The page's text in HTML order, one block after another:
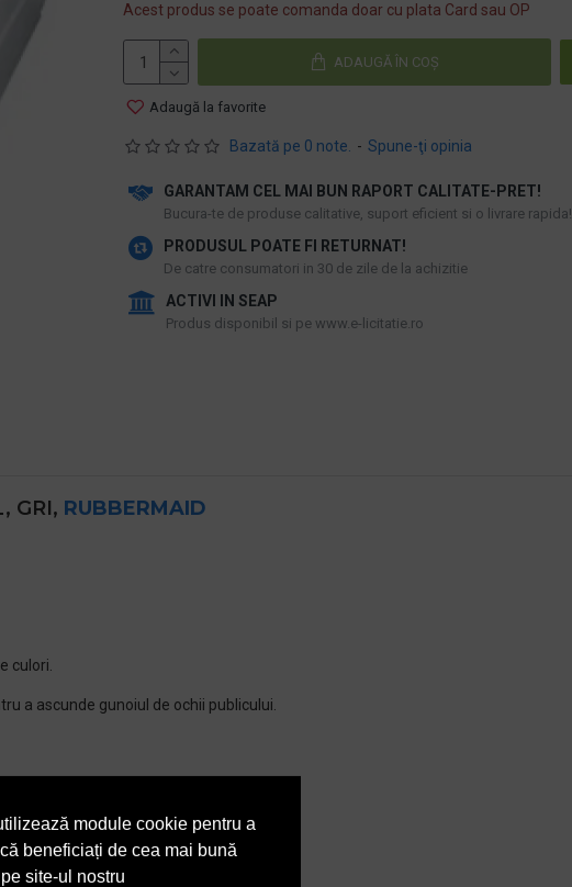
module cookie pentru a
beneficiați de cea mai bună
site-ul nostru
Bazată pe 0 note. - Spune-ţi opinia
Acest produs se poate comanda doar cu plata Card sau OP
ADAUGĂ ÎN COŞ
Adaugă la favorite
GARANTAM CEL MAI BUN RAPORT CALITATE-PRET!
​Bucura-te de produse calitative, suport eficient si o livrare rapida!
PRODUSUL POATE FI RETURNAT!
De catre consumatori in 30 de zile de la achizitie
ACTIVI IN SEAP
Produs disponibil si pe www.e-licitatie.ro
GRI, RUBBERMAID
culori.
a ascunde gunoiul de ochii publicului.